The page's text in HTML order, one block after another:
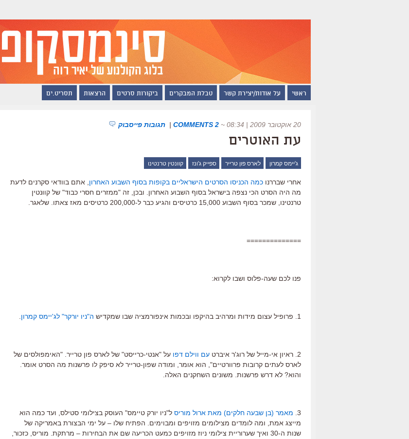
ראשי על אודות/יצירת קשר טבלת המבקרים ביקורות סרטים הרצאות תסריט.ים
20 אוקטובר 2009 | 08:34 ~
2 COMMENTS
| תגובות פייסבוק
עת האוטרים
ג'יימס קמרון לארס פון טרייר ספייק ג'ונז קוונטין טרנטינו
אחרי שבררנו כמה הכניסו הסרטים הישראליים בקופות בסוף השבוע האחרון , אתם בוודאי סקרנים לדעת
מה היה הסרט הכי נצפה בישראל בסוף השבוע האחרון. ובכן, זה "ממזרים חסרי כבוד" של קוונטין
טרנטינו, שמכר בסוף השבוע 15,000 כרטיסים והגיע כבר ל-200,000 כרטיסים מאז צאתו. שלאגר.
==============
פנו לכם שעה-פלוס ושבו לקרוא:
1. פרופיל עצום מידות ומרהיב בהיקפו ובכמות אינפורמציה שבו שמקדיש ה"ניו יורקר" לג'יימס קמרון
2. ראיון אי-מייל של רוג'ר איברט עם ווילם דפו על "אנטי-כרייסט" של לארס פון טרייר. "האימפולסים של
לארס לעתים קרובות פרוורטיים", הוא אומר, ומודה שפון-טרייר לא סיפק לו פרשנות מה הסרט אומר.
והוא? לא דרש פרשנות. משונים השחקנים האלה.
3. מאמר (בן שבעה חלקים) מאת ארול מוריס ל"ניו יורק טיימס" העוסק בצילומי סטילס, ועד כמה הוא
מייצג אמת, ומה לומדים מצילומים מזויפים ומבוימים. הפתיח שלו – על ימי הבצורת באמריקה של
שנות ה-30 ואיך שערוריית צילומי ניוז מזויפים כמעט הכריעה שם את הבחירות – מרתקת. מוריס, כזכור,